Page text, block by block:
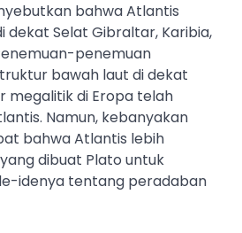
bahwa Atlantis
dekat Selat Gibraltar, Karibia,
penemuan
bawah laut di dekat
megalitik di Eropa telah
Namun, kebanyakan
bahwa Atlantis lebih
dibuat Plato untuk
idenya tentang peradaban